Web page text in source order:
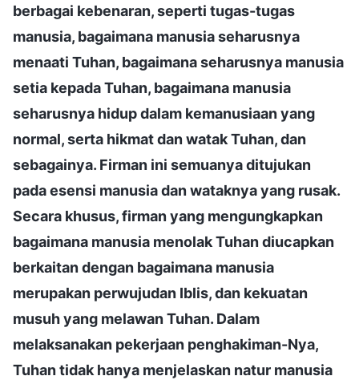
berbagai kebenaran, seperti tugas-tugas
manusia, bagaimana manusia seharusnya
menaati Tuhan, bagaimana seharusnya manusia
setia kepada Tuhan, bagaimana manusia
seharusnya hidup dalam kemanusiaan yang
normal, serta hikmat dan watak Tuhan, dan
sebagainya. Firman ini semuanya ditujukan
pada esensi manusia dan wataknya yang rusak.
Secara khusus, firman yang mengungkapkan
bagaimana manusia menolak Tuhan diucapkan
berkaitan dengan bagaimana manusia
merupakan perwujudan Iblis, dan kekuatan
musuh yang melawan Tuhan. Dalam
melaksanakan pekerjaan penghakiman-Nya,
Tuhan tidak hanya menjelaskan natur manusia